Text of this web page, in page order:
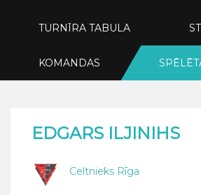
TURNĪRA TABULA
KOMANDAS
EDGARS ILJINIHS
Celtnieks Rīga